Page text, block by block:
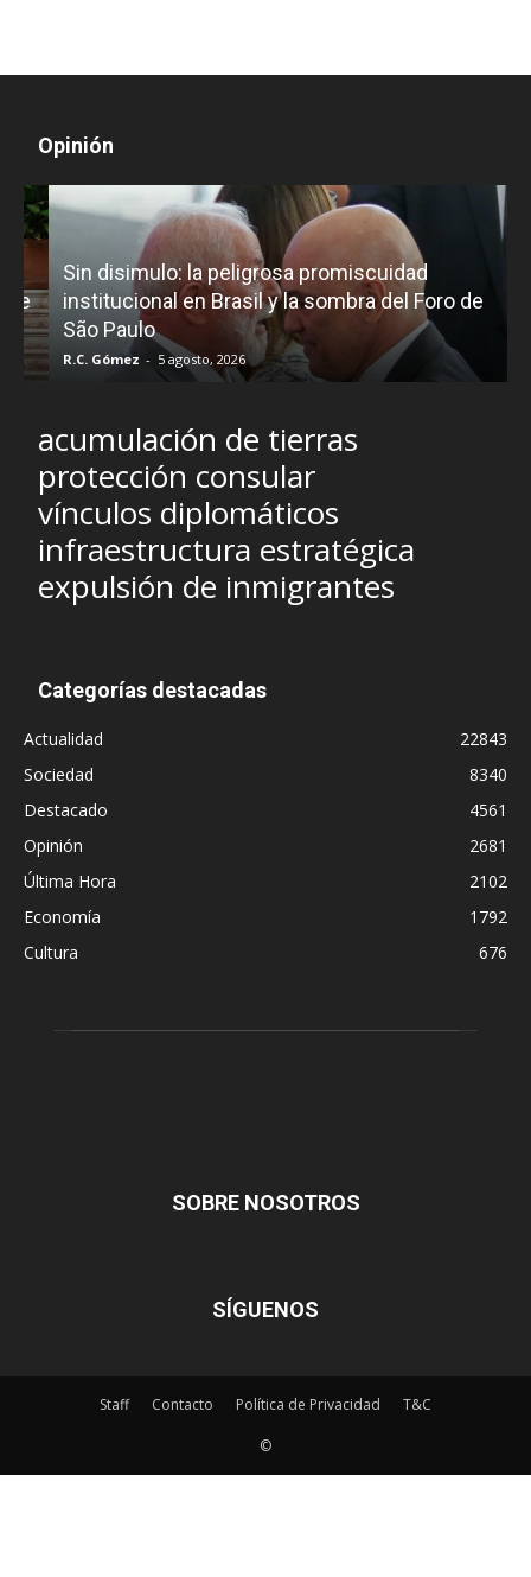
Opinión
Sin disimulo: la peligrosa promiscuidad
institucional en Brasil y la sombra del Foro de
São Paulo
R.C. Gómez - 5 agosto, 2026
acumulación de tierras
protección consular
vínculos diplomáticos
infraestructura estratégica
expulsión de inmigrantes
Categorías destacadas
Actualidad
22843
Sociedad
8340
Destacado
4561
Opinión
2681
Última Hora
2102
Economía
1792
Cultura
676
SOBRE NOSOTROS
SÍGUENOS
Staff Contacto Política de Privacidad T&C
©